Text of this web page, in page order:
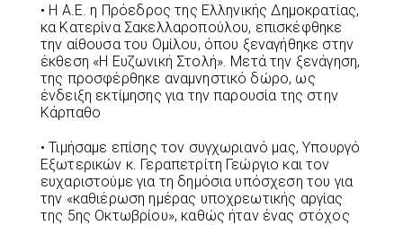
• H Α.Ε. η Πρόεδρος της Ελληνικής Δημοκρατίας,
κα Κατερίνα Σακελλαροπούλου, επισκέφθηκε
την αίθουσα του Ομίλου, όπου ξεναγήθηκε στην
έκθεση «Η Ευζωνική Στολή». Μετά την ξενάγηση,
της προσφέρθηκε αναμνηστικό δώρο, ως
ένδειξη εκτίμησης για την παρουσία της στην
Κάρπαθο
• Τιμήσαμε επίσης τον συγχωριανό μας, Υπουργό
Εξωτερικών κ. Γεραπετρίτη Γεώργιο και τον
ευχαριστούμε για τη δημόσια υπόσχεση του για
την «καθιέρωση ημέρας υποχρεωτικής αργίας
της 5ης Οκτωβρίου», καθώς ήταν ένας στόχος